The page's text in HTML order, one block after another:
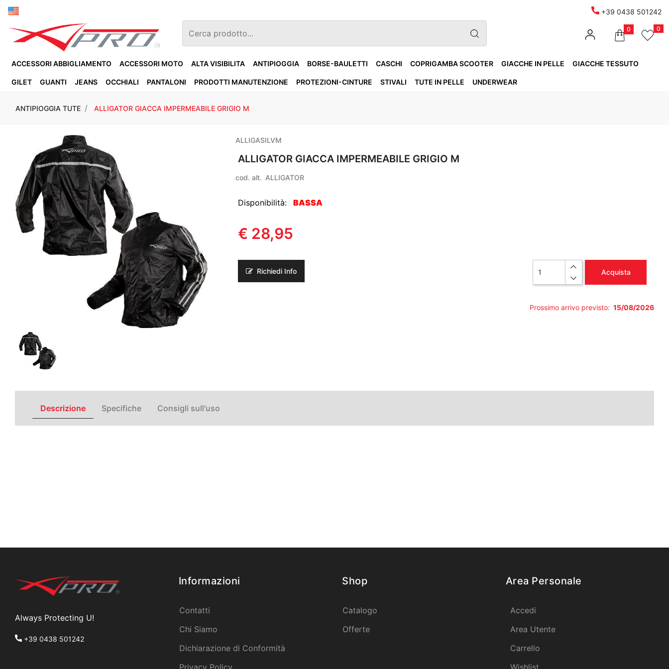
+39 0438 501242
0 0
ACCESSORI ABBIGLIAMENTO ACCESSORI MOTO ALTA VISIBILITA ANTIPIOGGIA BORSE-BAULETTI CASCHI COPRIGAMBA SCOOTER GIACCHE IN PELLE GIACCHE TESSUTO
GILET GUANTI JEANS OCCHIALI PANTALONI PRODOTTI MANUTENZIONE PROTEZIONI-CINTURE STIVALI TUTE IN PELLE UNDERWEAR
ANTIPIOGGIA TUTE ALLIGATOR GIACCA IMPERMEABILE GRIGIO M
ALLIGASILVM
ALLIGATOR GIACCA IMPERMEABILE GRIGIO M
cod. alt. ALLIGATOR
Disponibilità: BASSA
€ 28,95
Richiedi Info Acquista
Prossimo arrivo previsto: 15/08/2026
Descrizione Specifiche Consigli sull'uso
Always Protecting U!
+39 0438 501242
Informazioni
Contatti
Chi Siamo
Dichiarazione di Conformità
Privacy Policy
Shop
Catalogo
Offerte
Area Personale
Accedi
Area Utente
Carrello
Wishlist